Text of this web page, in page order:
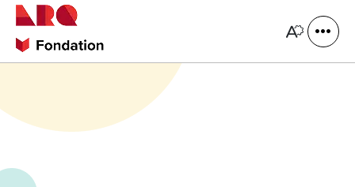
Navigation
rapide
Ouvrir
menu
Ouvrir
la